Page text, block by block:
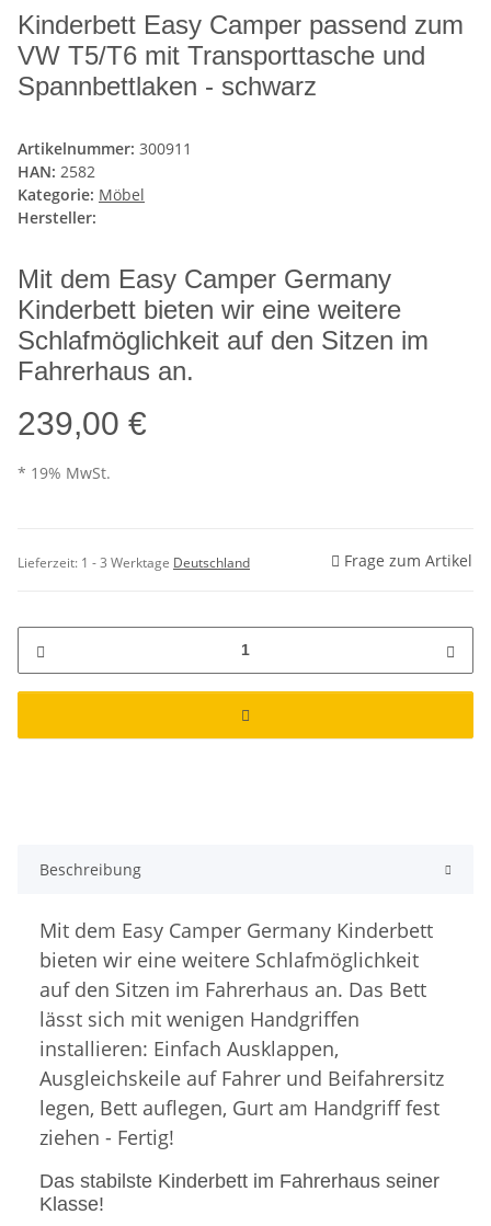
Kinderbett Easy Camper passend zum
VW T5/T6 mit Transporttasche und
Spannbettlaken - schwarz
Artikelnummer: 300911
HAN: 2582
Kategorie: Möbel
Hersteller:
Mit dem Easy Camper Germany
Kinderbett bieten wir eine weitere
Schlafmöglichkeit auf den Sitzen im
Fahrerhaus an.
239,00 €
* 19% MwSt.
Lieferzeit: 1 - 3 Werktage Deutschland Frage zum Artikel
Beschreibung
Mit dem Easy Camper Germany Kinderbett
bieten wir eine weitere Schlafmöglichkeit
auf den Sitzen im Fahrerhaus an. Das Bett
lässt sich mit wenigen Handgriffen
installieren: Einfach Ausklappen,
Ausgleichskeile auf Fahrer und Beifahrersitz
legen, Bett auflegen, Gurt am Handgriff fest
ziehen - Fertig!
Das stabilste Kinderbett im Fahrerhaus seiner
Klasse!